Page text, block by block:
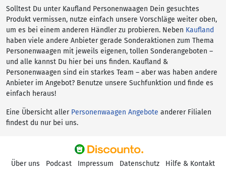
Solltest Du unter Kaufland Personenwaagen Dein gesuchtes
Produkt vermissen, nutze einfach unsere Vorschläge weiter oben,
um es bei einem anderen Händler zu probieren. Neben Kaufland
haben viele andere Anbieter gerade Sonderaktionen zum Thema
Personenwaagen mit jeweils eigenen, tollen Sonderangeboten –
und alle kannst Du hier bei uns finden. Kaufland &
Personenwaagen sind ein starkes Team – aber was haben andere
Anbieter im Angebot? Benutze unsere Suchfunktion und finde es
einfach heraus!
Eine Übersicht aller Personenwaagen Angebote anderer Filialen
findest du nur bei uns.
Über uns Podcast Impressum Datenschutz Hilfe & Kontakt